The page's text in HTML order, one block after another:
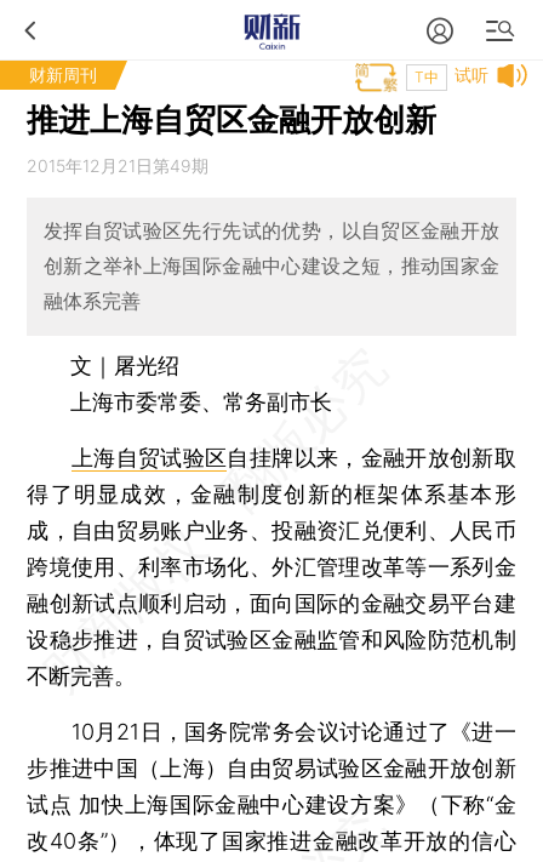
财新周刊 试听
T中
推进上海自贸区金融开放创新
2015年12月21日第49期
发挥自贸试验区先行先试的优势，以自贸区金融开放
创新之举补上海国际金融中心建设之短，推动国家金
融体系完善
文｜屠光绍
上海市委常委、常务副市长
上海自贸试验区自挂牌以来，金融开放创新取
得了明显成效，金融制度创新的框架体系基本形
成，自由贸易账户业务、投融资汇兑便利、人民币
跨境使用、利率市场化、外汇管理改革等一系列金
融创新试点顺利启动，面向国际的金融交易平台建
设稳步推进，自贸试验区金融监管和风险防范机制
不断完善。
10月21日，国务院常务会议讨论通过了《进一
步推进中国（上海）自由贸易试验区金融开放创新
试点 加快上海国际金融中心建设方案》（下称“金
改40条”），体现了国家推进金融改革开放的信心